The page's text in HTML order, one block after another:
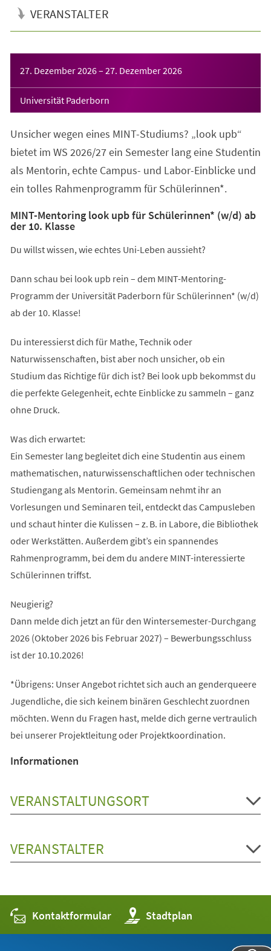
VERANSTALTER
27. Dezember 2026– 27. Dezember 2026
Universität Paderborn
Unsicher wegen eines MINT-Studiums? „look upb“
bietet im WS 2026/27 ein Semester lang eine Studentin
als Mentorin, echte Campus- und Labor-Einblicke und
ein tolles Rahmenprogramm für Schülerinnen*.
MINT-Mentoring look upb für Schülerinnen* (w/d) ab
der 10. Klasse
Du willst wissen, wie echtes Uni-Leben aussieht?
Dann schau bei look upb rein – dem MINT-Mentoring-
Programm der Universität Paderborn für Schülerinnen* (w/d)
ab der 10. Klasse!
Du interessierst dich für Mathe, Technik oder
Naturwissenschaften, bist aber noch unsicher, ob ein
Studium das Richtige für dich ist? Bei look upb bekommst du
die perfekte Gelegenheit, echte Einblicke zu sammeln – ganz
ohne Druck.
Was dich erwartet:
Ein Semester lang begleitet dich eine Studentin aus einem
mathematischen, naturwissenschaftlichen oder technischen
Studiengang als Mentorin. Gemeinsam nehmt ihr an
Vorlesungen und Seminaren teil, entdeckt das Campusleben
und schaut hinter die Kulissen – z. B. in Labore, die Bibliothek
oder Werkstätten. Außerdem gibt’s ein spannendes
Rahmenprogramm, bei dem du andere MINT-interessierte
Schülerinnen triffst.
Neugierig?
Dann melde dich jetzt an für den Wintersemester-Durchgang
2026 (Oktober 2026 bis Februar 2027) – Bewerbungsschluss
ist der 10.10.2026!
*Übrigens: Unser Angebot richtet sich auch an genderqueere
Jugendliche, die sich keinem binären Geschlecht zuordnen
möchten. Wenn du Fragen hast, melde dich gerne vertraulich
bei unserer Projektleitung oder Projektkoordination.
Informationen
VERANSTALTUNGSORT
VERANSTALTER
Kontaktformular Stadtplan
(Öffnet
in
einem